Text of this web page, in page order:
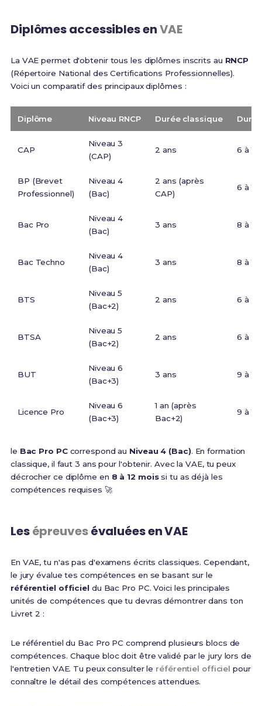
Diplômes accessibles enVAE
La VAE permet d'obtenir tous les diplômes inscrits au RNCP
(Répertoire National des Certifications Professionnelles).
Voici un comparatif des principaux diplômes :
Diplôme Niveau RNCP Durée classique
CAP
Niveau 3
(CAP)
2 ans 6 à 12
BP (Brevet
Professionnel)
Niveau 4
(Bac)
2 ans (après
CAP)
6 à 12
Bac Pro
Niveau 4
(Bac)
3 ans 8 à 12
Bac Techno
Niveau 4
(Bac)
3 ans 8 à 12
BTS
Niveau 5
(Bac+2)
2 ans 6 à 9
BTSA
Niveau 5
(Bac+2)
2 ans 6 à 9
BUT
Niveau 6
(Bac+3)
3 ans 9 à 12
Licence Pro
Niveau 6
(Bac+3)
1 an (après
Bac+2)
9 à 12
le Bac Pro PCcorrespond au Niveau 4 (Bac). En formation
classique, il faut 3 ans pour l'obtenir. Avec la VAE, tu peux
décrocher ce diplôme en 8 à 12 moissi tu as déjà les
compétences requises 🚀
Lesépreuvesévaluées en VAE
En VAE, tu n'as pas d'examens écrits classiques. Cependant,
le jury évalue tes compétences en se basant sur le
référentiel officieldu Bac Pro PC. Voici les principales
unités de compétences que tu devras démontrer dans ton
Livret 2 :
Le référentiel du Bac Pro PC comprend plusieurs blocs de
compétences. Chaque bloc doit être validé par le jury lors de
l'entretien VAE. Tu peux consulter le référentiel officiel pour
connaître le détail des compétences attendues.